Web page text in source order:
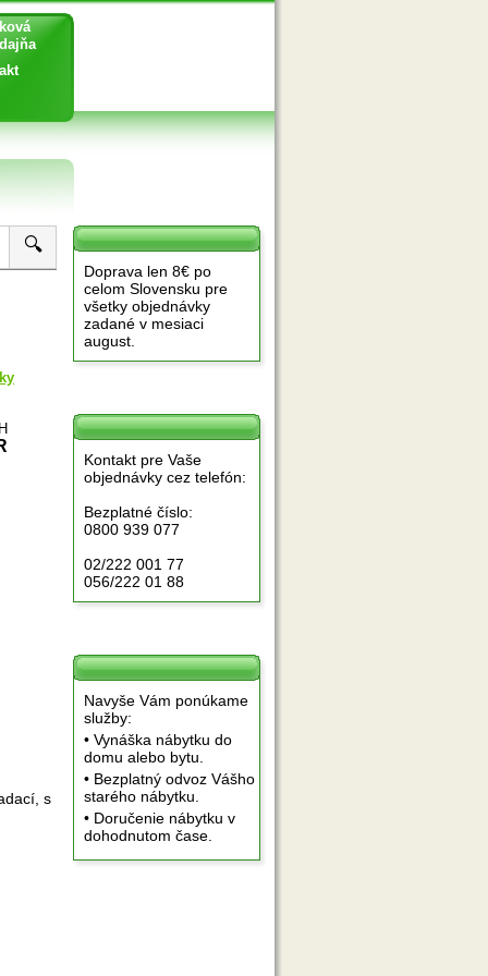
🔍
s
Doprava len 8€ po
celom Slovensku pre
všetky objednávky
zadané v mesiaci
august.
Kontakt pre Vaše
objednávky cez telefón:
Bezplatné číslo:
0800 939 077
02/222 001 77
056/222 01 88
Navyše Vám ponúkame
služby:
• Vynáška nábytku do
domu alebo bytu.
• Bezplatný odvoz Vášho
starého nábytku.
• Doručenie nábytku v
dohodnutom čase.